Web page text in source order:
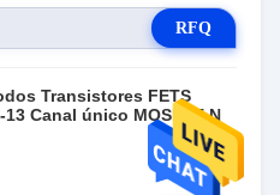
RFQ
Transistores FETS
13 Canal único MOSFET N